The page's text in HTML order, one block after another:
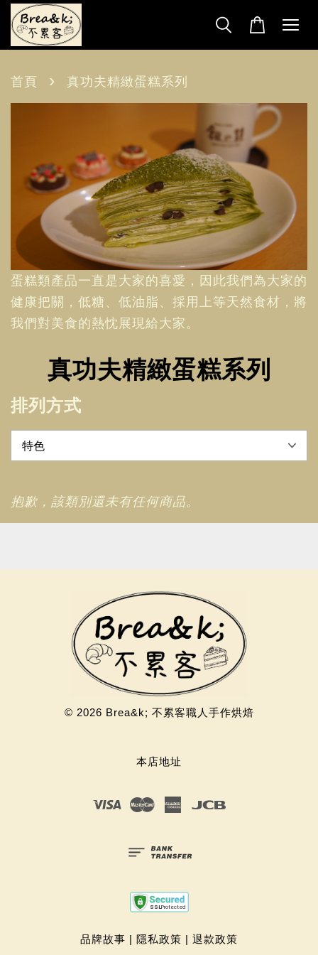
首頁 › 真功夫精緻蛋糕系列
蛋糕類產品一直是大家的喜愛，因此我們為大家的
健康把關，低糖、低油脂、採用上等天然食材，將
我們對美食的熱忱展現給大家。
真功夫精緻蛋糕系列
排列方式
抱歉，該類別還未有任何商品。
© 2026 Brea&k; 不累客職人手作烘焙
本店地址
Visa Master American
品牌故事 | 隱私政策 | 退款政策